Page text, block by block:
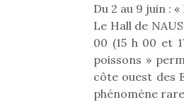
Du 2 au 9 juin :
Le Hall de
00 (15 h 00 et
poissons »
côte ouest des
phénomène